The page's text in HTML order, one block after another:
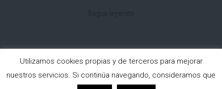
Copyright © 2026Cámara Oscura. All rights reserved.
Utilizamos cookies propias y de terceros para mejorar
nuestros servicios. Si continúa navegando, consideramos que